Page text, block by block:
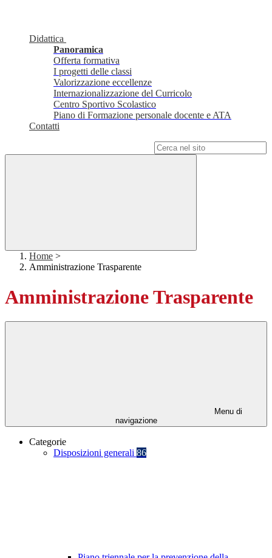
Didattica
Panoramica
Offerta formativa
I progetti delle classi
Valorizzazione eccellenze
Internazionalizzazione del Curricolo
Centro Sportivo Scolastico
Piano di Formazione personale docente e ATA
Contatti
Home >
Amministrazione Trasparente
Amministrazione Trasparente
Menu di
navigazione
Categorie
Disposizioni generali 86